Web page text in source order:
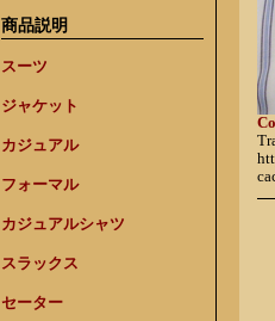
商品説明
スーツ
ジャケット
カジュアル
フォーマル
カジュアルシャツ
スラックス
セーター